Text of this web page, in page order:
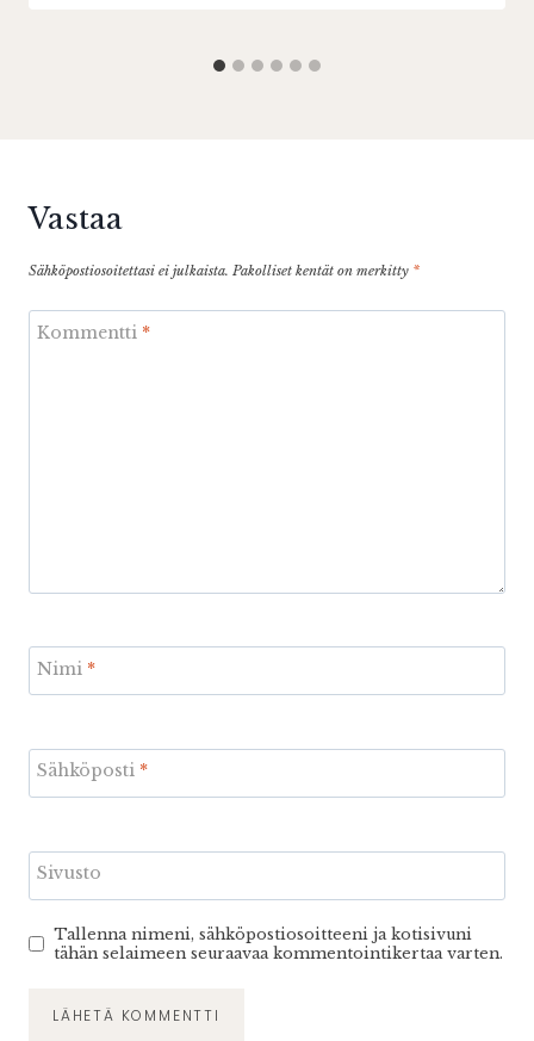
Vastaa
Sähköpostiosoitettasi ei julkaista. Pakolliset kentät on merkitty *
Kommentti *
Nimi *
Sähköposti *
Sivusto
Tallenna nimeni, sähköpostiosoitteeni ja kotisivuni
tähän selaimeen seuraavaa kommentointikertaa varten.